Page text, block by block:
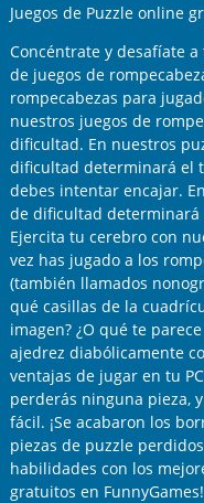
Juegos de Puzzle online
Concéntrate y desafíate
de juegos de
rompecabezas para
nuestros juegos de
dificultad. En nuestros
dificultad determinará el
debes intentar encajar.
de dificultad determinará
Ejercita tu cerebro con
vez has jugado a los
(también llamados
qué casillas de la
imagen? ¿O qué te
ajedrez diabólicamente
ventajas de jugar en tu
perderás ninguna pieza,
fácil. ¡Se acabaron los
piezas de puzzle
habilidades con los
gratuitos en FunnyGames!